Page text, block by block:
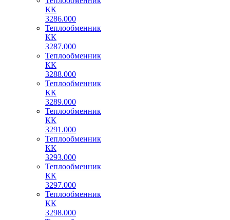
КК
3286.000
Теплообменник
КК
3287.000
Теплообменник
КК
3288.000
Теплообменник
КК
3289.000
Теплообменник
КК
3291.000
Теплообменник
КК
3293.000
Теплообменник
КК
3297.000
Теплообменник
КК
3298.000